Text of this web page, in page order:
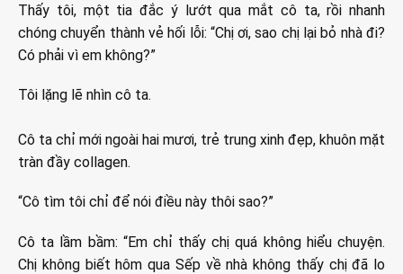
Thấy tôi, một tia đắc ý lướt qua mắt cô ta, rồi nhanh
chóng chuyển thành vẻ hối lỗi: “Chị ơi, sao chị lại bỏ nhà đi?
Có phải vì em không?”
Tôi lặng lẽ nhìn cô ta.
Cô ta chỉ mới ngoài hai mươi, trẻ trung xinh đẹp, khuôn mặt
tràn đầy collagen.
“Cô tìm tôi chỉ để nói điều này thôi sao?”
Cô ta lầm bầm: “Em chỉ thấy chị quá không hiểu chuyện.
Chị không biết hôm qua Sếp về nhà không thấy chị đã lo